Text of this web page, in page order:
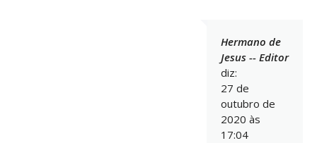
Hermano de
Jesus -- Editor
diz:
27 de
outubro de
2020 às
17:04